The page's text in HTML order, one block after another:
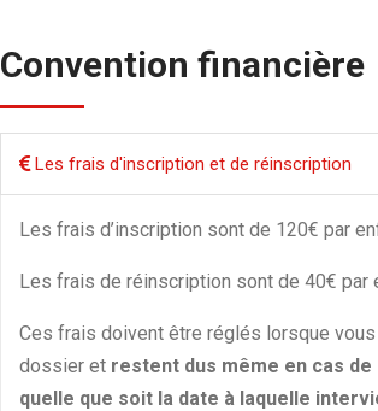
Tarifs
Convention financière
Les frais d'inscription et de réinscription
Les frais d’inscription sont de 120€ par
Les frais de réinscription sont de 40€ par
Ces frais doivent être réglés lorsque
dossier et restent dus même en cas
quelle que soit la date à laquelle